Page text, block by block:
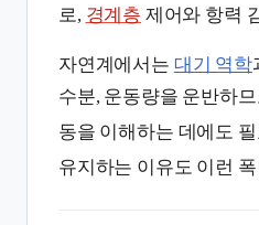
로, 경계층 제어와 항력
자연계에서는 대기 역학
수분, 운동량을 운반하
동을 이해하는 데에도
유지하는 이유도 이런